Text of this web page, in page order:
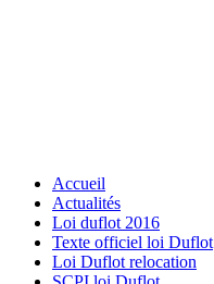
Accueil
Actualités
Loi duflot 2016
Texte officiel loi Duflot
Loi Duflot relocation